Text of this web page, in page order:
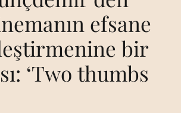
efsane
bir
‘Two thumbs